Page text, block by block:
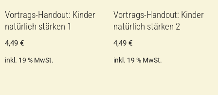
Vortrags-Handout: Kinder
natürlich stärken 1
4,49 €
inkl. 19 % MwSt.
Vortrags-Handout: Kinder
natürlich stärken 2
4,49 €
inkl. 19 % MwSt.